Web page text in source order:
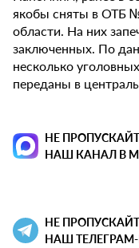
якобы сняты в ОТБ
области. На них
заключенных. По
несколько
переданы в
НЕ
НАШ КАНАЛ В
НЕ
НАШ